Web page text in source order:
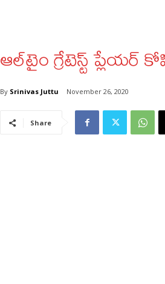
ఆల్‌టైం గ్రేటెస్ట్ ప్లేయర్‌
By Srinivas Juttu November 26, 2020
Share